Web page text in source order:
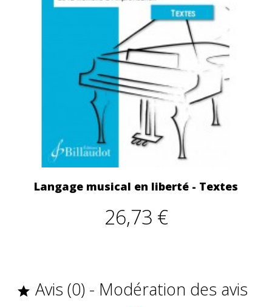
Langage musical en liberté - Textes
26,73 €
 Avis (0) - Modération des avis